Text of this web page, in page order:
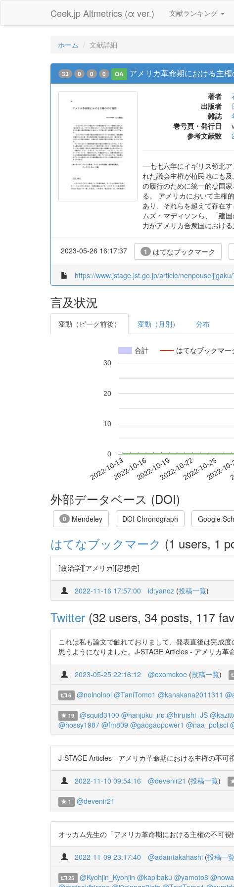
Ceek.jp Altmetrics (α ver.) 文献ランキング
ホーム 文献詳細
33 0 0 0 OA アメリカ革命期における主
著者
出版者
雑誌
巻号頁・発行日
参考文献数
一七七六年にイギリス領北
れた議会主権が植民地にも
の履行のために統一的な国
る。 アメリカにおいて主権
あり、それらを超えて存在
ムズ・マディソンら、「建
力がアメリカ合衆国におけ
2023-05-26 16:17:37 1 はてなブックマーク
https://www.jstage.jst.go.jp/article/
言及状況
変動（ピーク前後） 変動（月別） 分布
合計 はてなブックマー
2022-10-132022-10-162022-10-192022-10-222022-10-25
2022-
0
10
20
30
外部データベース (DOI)
0 Mendeley DOI Chronograph Google
はてなブックマーク (1 users, 1
[政治学][アメリカ][思想史]
2022-11-16 17:57:00 id:yanoz (投稿一覧)
Twitter (32 users, 34 posts, 117
これは私も論文で触れておりまして、発表直後は完成
思うようになりました。J-STAGE Articles - アメリカ
2023-05-25 22:16:12 @oxomckoe (投稿一覧)
6 @nolnolnol @TaniTomo1 @kanakana2011311
19 @squid3100 @hanjuku_no @hiruishi_JS
@hossy1987 @fm809 @gaogaopower1 @naa_polisci
J-STAGE Articles - アメリカ革命期における主権の不可
2022-11-10 09:54:16 @devenir21 (投稿一覧)
1 @devenir21
オッカム先生の「アメリカ革命期における主権の不可
2022-11-09 23:17:40 @adamtakahashi (投稿一
25 @Kyohjin_Kyohjin @kapibaku @yamoto8